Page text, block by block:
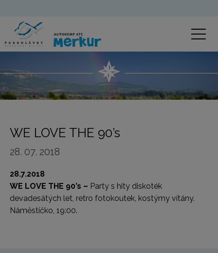
WE LOVE THE 90’s
28. 07. 2018
28.7.2018
WE LOVE THE 90’s – Party s hity diskoték
devadesátých let, retro fotokoutek, kostýmy vítány.
Náměstíčko, 19:00.